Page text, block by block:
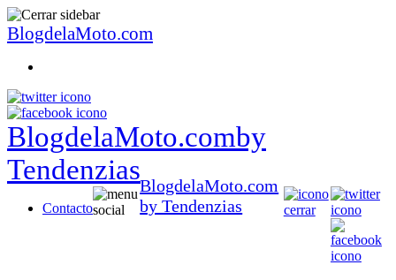
BlogdelaMoto.com
BlogdelaMoto.comby
Tendenzias
Contacto
BlogdelaMoto.com
by Tendenzias